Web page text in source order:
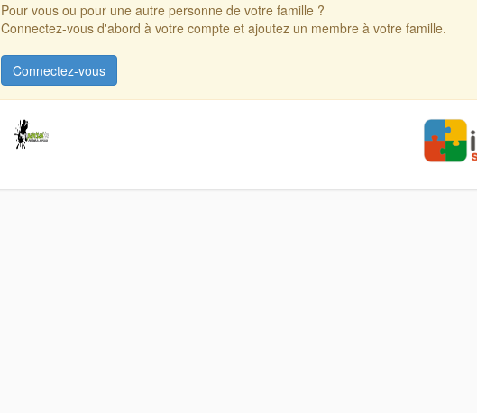
Pour vous ou pour une autre personne de votre famille ?
Connectez-vous d'abord à votre compte et ajoutez un membre à votre famille.
Connectez-vous